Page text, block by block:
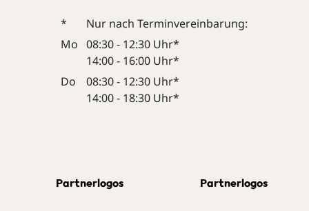
*
Nur nach Terminvereinbarung:
Mo 08:30 - 12:30 Uhr*
14:00 - 16:00 Uhr*
Do
08:30 - 12:30 Uhr*
14:00 - 18:30 Uhr*
Partnerlogos Partnerlogos